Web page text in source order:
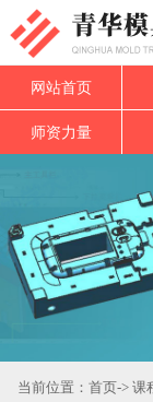
网站首页
师资力量
当前位置： 首页-> 课